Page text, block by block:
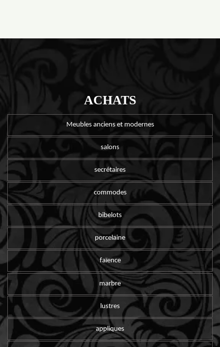
ACHATS
Meubles anciens et modernes
salons
secrétaires
commodes
bibelots
porcelaine
faïence
marbre
lustres
appliques